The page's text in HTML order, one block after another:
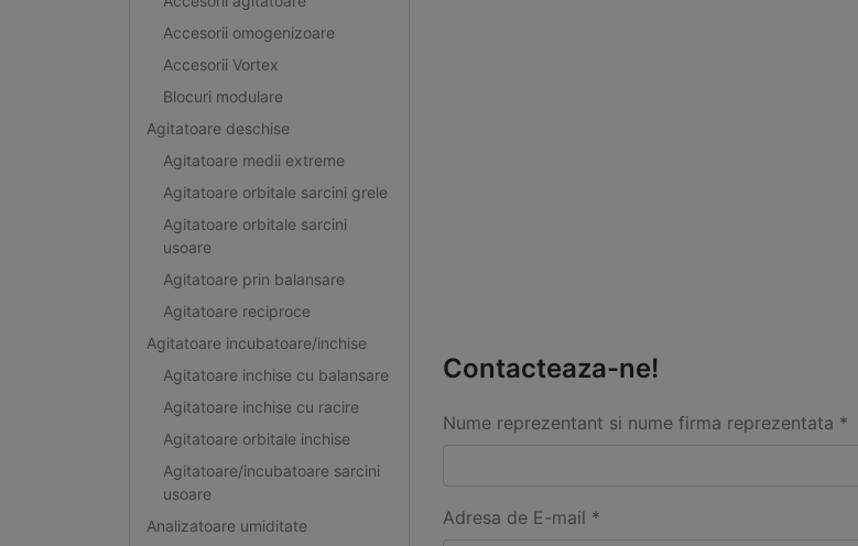
Accesorii omogenizoare
Accesorii Vortex
Blocuri modulare
Agitatoare deschise
Agitatoare medii extreme
Agitatoare orbitale sarcini grele
Agitatoare orbitale sarcini
usoare
Agitatoare prin balansare
Agitatoare reciproce
Agitatoare incubatoare/inchise
Agitatoare inchise cu balansare
Agitatoare inchise cu racire
Agitatoare orbitale inchise
Agitatoare/incubatoare sarcini
usoare
Analizatoare umiditate
Contacteaza-ne!
Nume reprezentant si nume firma reprezentata *
Adresa de E-mail *